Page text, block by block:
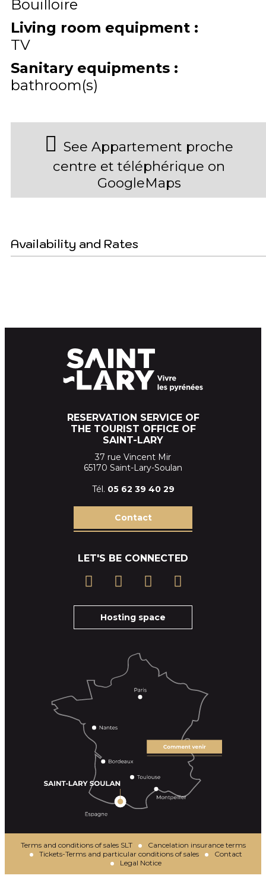
Bouilloire
Living room equipment :
TV
Sanitary equipments :
bathroom(s)
See Appartement proche
centre et téléphérique on
GoogleMaps
Availability and Rates
RESERVATION SERVICE OF
THE TOURIST OFFICE OF
SAINT-LARY
37 rue Vincent Mir
65170 Saint-Lary-Soulan
Tél. 05 62 39 40 29
Contact
LET'S BE CONNECTED
Hosting space
Terms and conditions of sales SLT
Cancelation insurance terms
Tickets-Terms and particular conditions of sales
Contact
Legal Notice